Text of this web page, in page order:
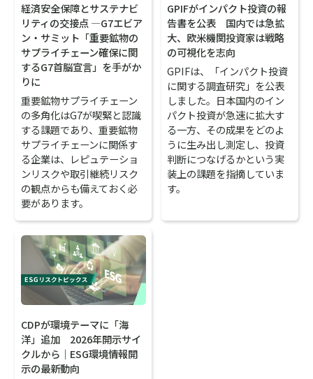
経済安全保障とサステナビ
リティの交接点 ―G7エビア
ン・サミット「重要鉱物の
サプライチェーン確保に関
するG7首脳宣言」を手がか
りに
重要鉱物サプライチェーン
の多角化はG7が喫緊と認識
する課題であり、重要鉱物
サプライチェーンに関係す
る企業は、レピュテーショ
ンリスクや取引継続リスク
の観点からも備えておく必
要があります。
GPIFがインパクト投資の報
告書を公表 国内では急拡
大、欧米機関投資家は戦略
の可視化を志向
GPIFは、「インパクト投資
に関する調査研究」を公表
しました。日本国内のイン
パクト投資が急速に拡大す
る一方、その成果をどのよ
うに生み出し測定し、投資
判断につなげるかという実
装上の課題を指摘していま
す。
CDPが環境テーマに「海
洋」追加 2026年開示サイ
クルから｜ESG環境情報開
示の最新動向